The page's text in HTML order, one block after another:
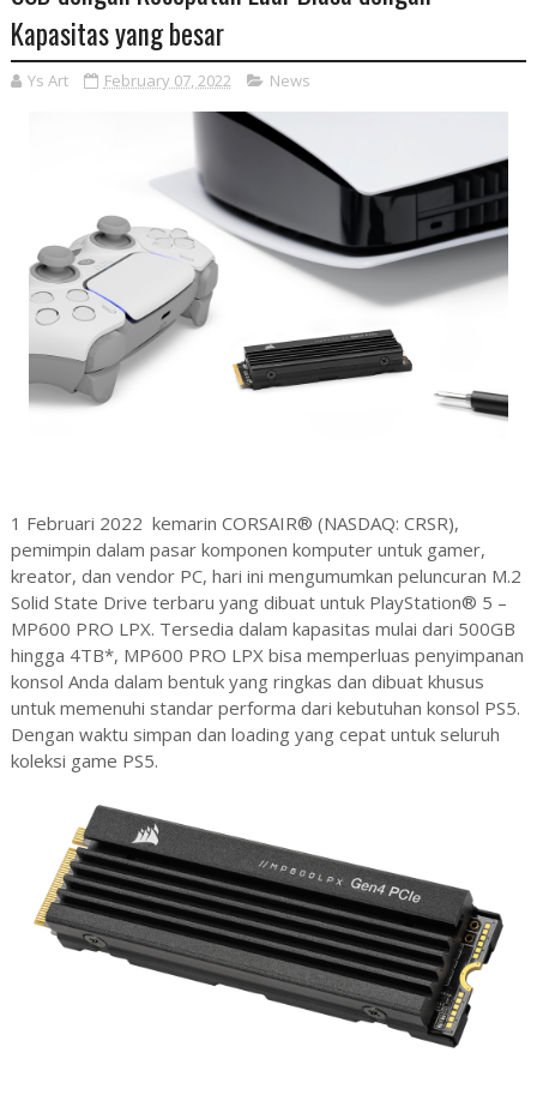
Kapasitas yang besar
Ys Art February 07, 2022 News
1 Februari 2022 kemarin CORSAIR® (NASDAQ: CRSR),
pemimpin dalam pasar komponen komputer untuk gamer,
kreator, dan vendor PC, hari ini mengumumkan peluncuran M.2
Solid State Drive terbaru yang dibuat untuk PlayStation® 5 –
MP600 PRO LPX. Tersedia dalam kapasitas mulai dari 500GB
hingga 4TB*, MP600 PRO LPX bisa memperluas penyimpanan
konsol Anda dalam bentuk yang ringkas dan dibuat khusus
untuk memenuhi standar performa dari kebutuhan konsol PS5.
Dengan waktu simpan dan loading yang cepat untuk seluruh
koleksi game PS5.